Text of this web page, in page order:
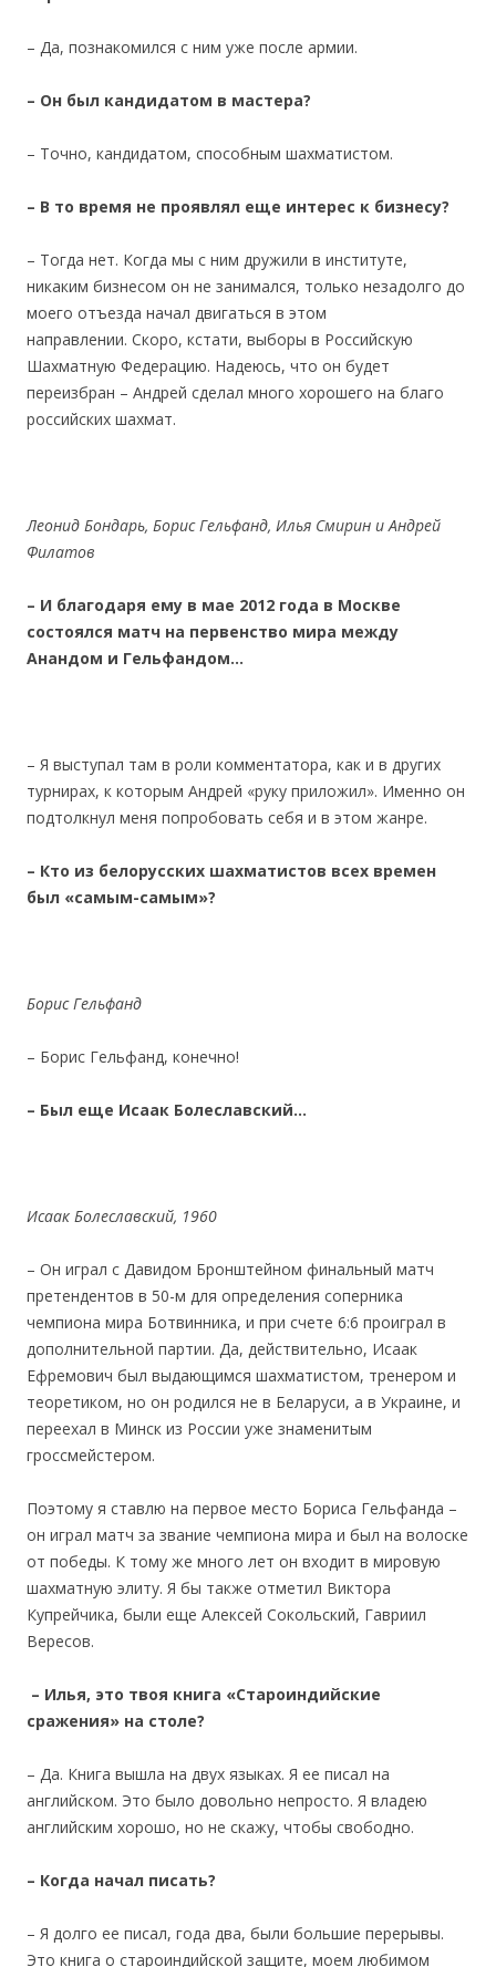
– Да, познакомился с ним уже после армии.
– Он был кандидатом в мастера?
– Точно, кандидатом, способным шахматистом.
– В то время не проявлял еще интерес к бизнесу?
– Тогда нет. Когда мы с ним дружили в институте,
никаким бизнесом он не занимался, только незадолго до
моего отъезда начал двигаться в этом
направлении. Скоро, кстати, выборы в Российскую
Шахматную Федерацию. Надеюсь, что он будет
переизбран – Андрей сделал много хорошего на благо
российских шахмат.
Леонид Бондарь, Борис Гельфанд, Илья Смирин и Андрей
Филатов
– И благодаря ему в мае 2012 года в Москве
состоялся матч на первенство мира между
Анандом и Гельфандом…
– Я выступал там в роли комментатора, как и в других
турнирах, к которым Андрей «руку приложил». Именно он
подтолкнул меня попробовать себя и в этом жанре.
– Кто из белорусских шахматистов всех времен
был «самым-самым»?
Борис Гельфанд
– Борис Гельфанд, конечно!
– Был еще Исаак Болеславский…
Исаак Болеславский, 1960
– Он играл с Давидом Бронштейном финальный матч
претендентов в 50-м для определения соперника
чемпиона мира Ботвинника, и при счете 6:6 проиграл в
дополнительной партии. Да, действительно, Исаак
Ефремович был выдающимся шахматистом, тренером и
теоретиком, но он родился не в Беларуси, а в Украине, и
переехал в Минск из России уже знаменитым
гроссмейстером.
Поэтому я ставлю на первое место Бориса Гельфанда –
он играл матч за звание чемпиона мира и был на волоске
от победы. К тому же много лет он входит в мировую
шахматную элиту. Я бы также отметил Виктора
Купрейчика, были еще Алексей Сокольский, Гавриил
Вересов.
– Илья, это твоя книга «Староиндийские
сражения» на столе?
– Да. Книга вышла на двух языках. Я ее писал на
английском. Это было довольно непросто. Я владею
английским хорошо, но не скажу, чтобы свободно.
– Когда начал писать?
– Я долго ее писал, года два, были большие перерывы.
Это книга о староиндийской защите, моем любимом